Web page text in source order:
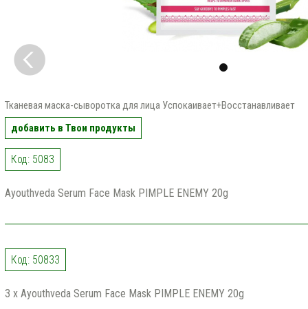
Тканевая маска-сыворотка для лица Успокаивает+Восстанавливает
добавить в Твои продукты
Код: 5083
Ayouthveda Serum Face Mask PIMPLE ENEMY 20g
Код: 50833
3 x Ayouthveda Serum Face Mask PIMPLE ENEMY 20g